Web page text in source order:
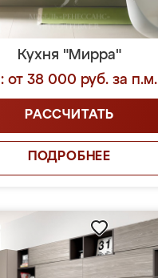
Кухня "Мирра"
от 38 000 руб. за п.м.
РАССЧИТАТЬ
ПОДРОБНЕЕ